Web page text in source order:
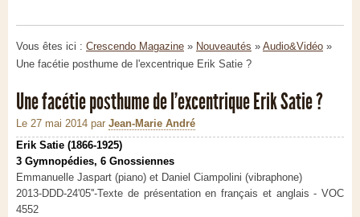
Vous êtes ici : Crescendo Magazine » Nouveautés » Audio&Vidéo »
Une facétie posthume de l'excentrique Erik Satie ?
Une facétie posthume de l'excentrique Erik Satie ?
Le 27 mai 2014 par Jean-Marie André
Erik Satie (1866-1925)
3 Gymnopédies, 6 Gnossiennes
Emmanuelle Jaspart (piano) et Daniel Ciampolini (vibraphone)
2013-DDD-24'05''-Texte de présentation en français et anglais - VOC
4552